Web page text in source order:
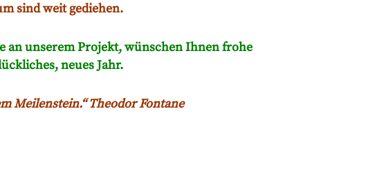
sind weit gediehen.
an unserem Projekt, wünschen Ihnen frohe
neues Jahr.
Meilenstein.“Theodor Fontane